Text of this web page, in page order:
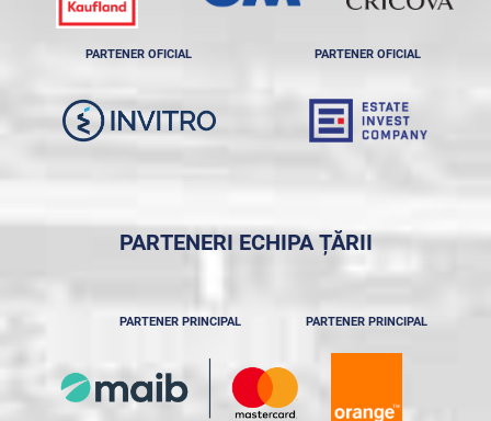
PARTENER OFICIAL PARTENER OFICIAL
PARTENERI ECHIPA ȚĂRII
PARTENER PRINCIPAL PARTENER PRINCIPAL